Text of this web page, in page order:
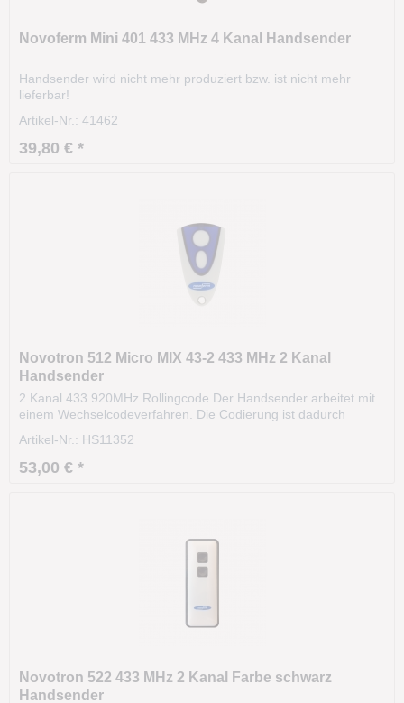
Novoferm Mini 401 433 MHz 4 Kanal Handsender
Handsender wird nicht mehr produziert bzw. ist nicht mehr
lieferbar!
Artikel-Nr.: 41462
39,80 € *
Novotron 512 Micro MIX 43-2 433 MHz 2 Kanal
Handsender
2 Kanal 433.920MHz Rollingcode Der Handsender arbeitet mit
einem Wechselcodeverfahren. Die Codierung ist dadurch
Regel (Algorithmus). Die Sendereichweite beträgt ca. 35m und
kann sogar aus dem KFZ heraus bedient werden....
Artikel-Nr.: HS11352
53,00 € *
Novotron 522 433 MHz 2 Kanal Farbe schwarz
Handsender